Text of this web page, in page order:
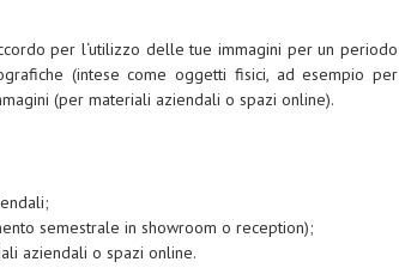
per l‘utilizzo delle tue immagini per un periodo
(intese come oggetti fisici, ad esempio per
(per materiali aziendali o spazi online).
semestrale in showroom o reception);
aziendali o spazi online.